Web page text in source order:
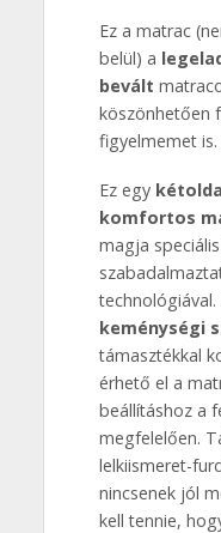
Ez a matrac
belül) a
bevált
köszönhetően
figyelmemet
Ez egy
komfortos
magja
keménységi
támasztékkal
érhető el a
beállításhoz a
megfelelően.
lelkiismeret-
nincsenek jól
kell tennie,